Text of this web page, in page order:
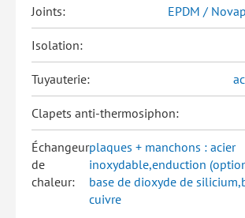
Joints: EPDM /
Isolation:
Tuyauterie:
Clapets anti-thermosiphon:
Échangeur
de
chaleur:
plaques + manchons : acier
inoxydable,enduction
base de dioxyde de
cuivre